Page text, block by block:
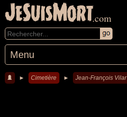
JeSuisMort.com
Menu
► Cimetière ► Jean-François Vilar